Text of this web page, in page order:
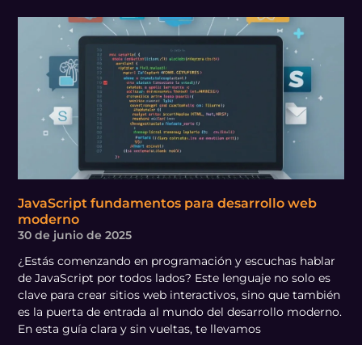
JavaScript fundamentos para desarrollo web
moderno
30 de junio de 2025
¿Estás comenzando en programación y escuchas hablar
de JavaScript por todos lados? Este lenguaje no solo es
clave para crear sitios web interactivos, sino que también
es la puerta de entrada al mundo del desarrollo moderno.
En esta guía clara y sin vueltas, te llevamos